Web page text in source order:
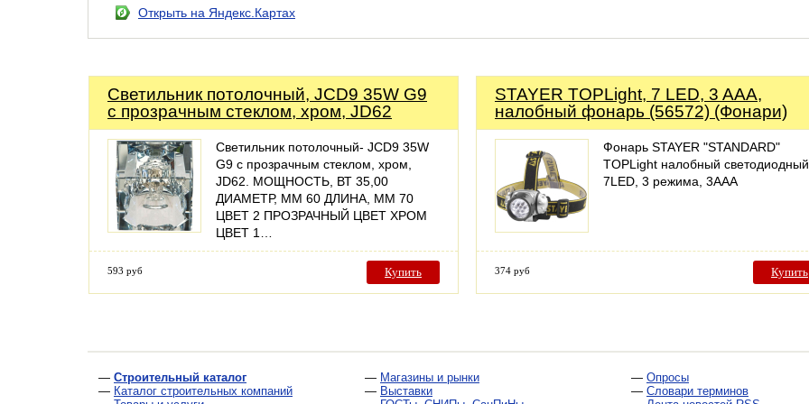
Открыть на Яндекс.Картах
Светильник потолочный, JCD9 35W G9
с прозрачным стеклом, хром, JD62
Светильник потолочный- JCD9 35W
G9 с прозрачным стеклом, хром,
JD62. МОЩНОСТЬ, ВТ 35,00
ДИАМЕТР, ММ 60 ДЛИНА, ММ 70
ЦВЕТ 2 ПРОЗРАЧНЫЙ ЦВЕТ ХРОМ
ЦВЕТ 1…
593 руб Купить
STAYER TOPLight, 7 LED, 3 AAA,
налобный фонарь (56572) (Фонари)
Фонарь STAYER "STANDARD"
TOPLight налобный
7LED, 3 режима, 3ААА
374 руб Купить
— Строительный каталог
— Каталог строительных компаний
— Магазины и рынки
— Выставки
— Опросы
— Словари терминов